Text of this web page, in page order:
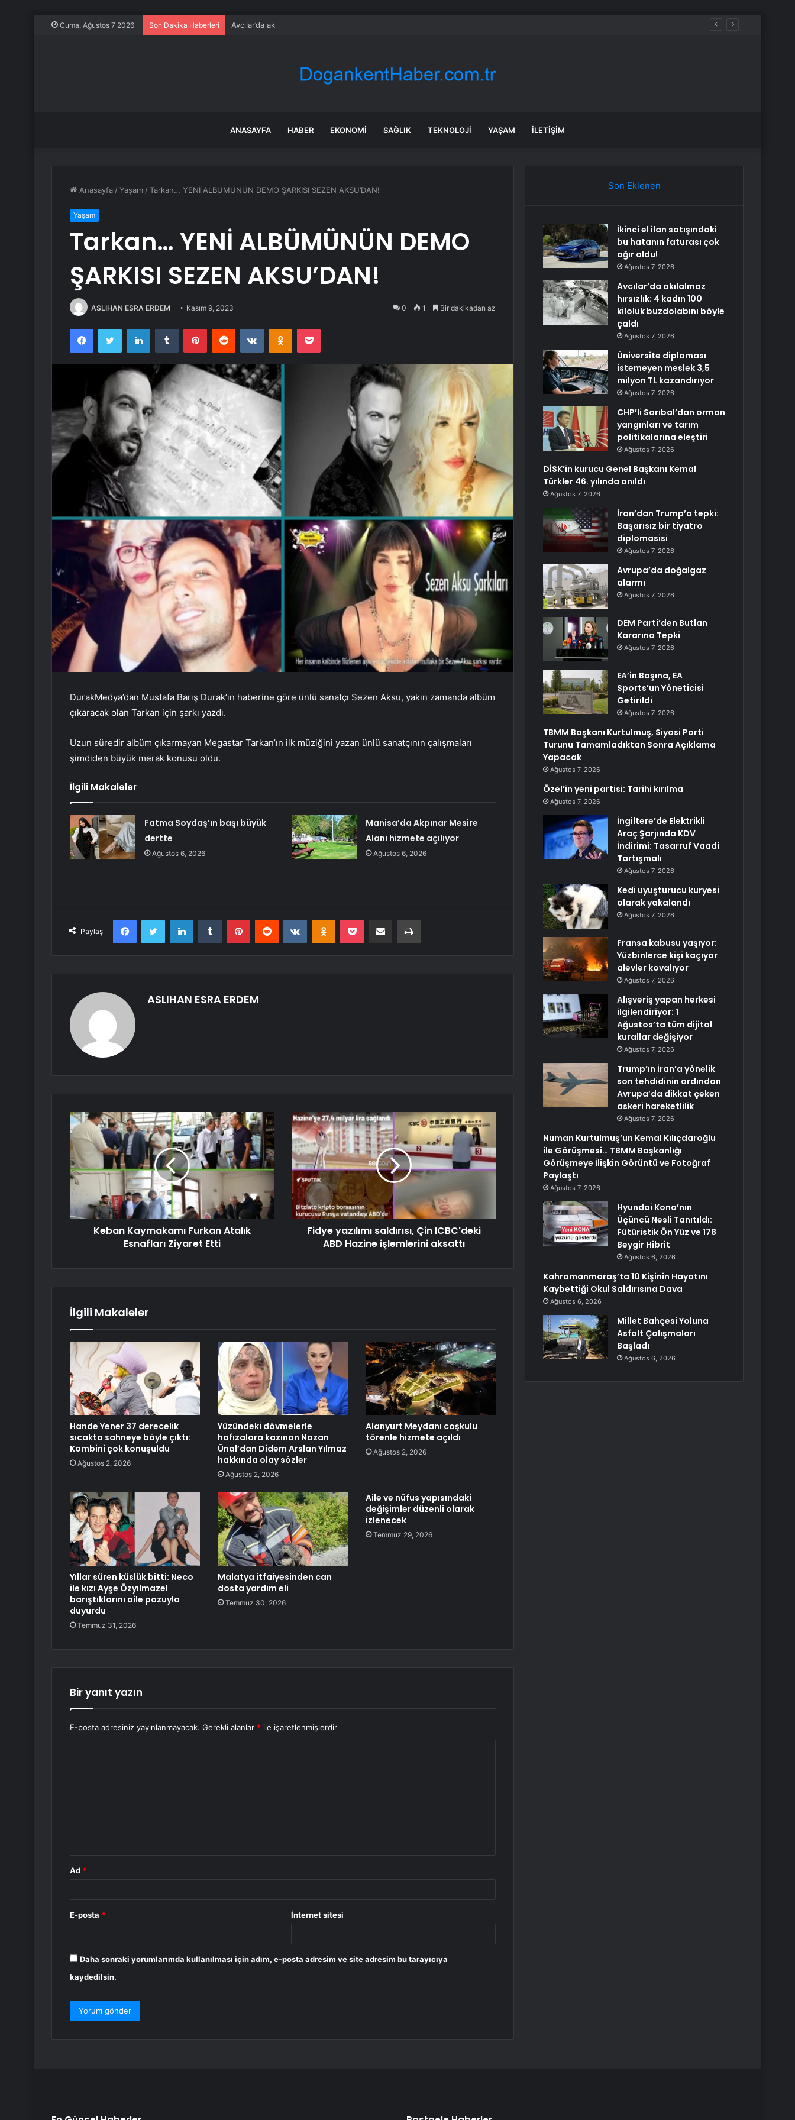
Cuma, Ağustos 7 2026 Son Dakika Haberleri Avcılar’da akılalmaz hırsızlık: 4 kadın 100 kiloluk buzdolabını böyle çaldı
ANASAYFA HABER EKONOMI SAĞLIK TEKNOLOJI YAŞAM İLETIŞIM
Anasayfa /Yaşam /Tarkan… YENİ ALBÜMÜNÜN DEMO ŞARKISI SEZEN AKSU’DAN!
Yaşam
Tarkan… YENİ ALBÜMÜNÜN DEMO
ŞARKISI SEZEN AKSU’DAN!
ASLIHAN ESRA ERDEM Kasım 9, 2023 0 1 Bir dakikadan az
FacebookTwitter LinkedInTumblr PinterestReddit VKontakteOdnoklassniki
Pocket
DurakMedya’dan Mustafa Barış Durak’ın haberine göre ünlü sanatçı Sezen Aksu, yakın zamanda albüm
çıkaracak olan Tarkan için şarkı yazdı.
Uzun süredir albüm çıkarmayan Megastar Tarkan’ın ilk müziğini yazan ünlü sanatçının çalışmaları
şimdiden büyük merak konusu oldu.
İlgili Makaleler
Fatma Soydaş’ın başı büyük
dertte
Ağustos 6, 2026
Manisa’da Akpınar Mesire
Alanı hizmete açılıyor
Ağustos 6, 2026
Paylaş
FacebookTwitter LinkedInTumblr PinterestReddit VKontakteOdnoklassniki
Pocket E-Posta ile paylaş Yazdır
ASLIHAN ESRA ERDEM
Keban Kaymakamı Furkan Atalık
Esnafları Ziyaret Etti
Fidye yazılımı saldırısı, Çin ICBC'deki
ABD Hazine işlemlerini aksattı
İlgili Makaleler
Hande Yener 37 derecelik
sıcakta sahneye böyle çıktı:
Kombini çok konuşuldu
Ağustos 2, 2026
Yüzündeki dövmelerle
hafızalara kazınan Nazan
Ünal’dan Didem Arslan Yılmaz
hakkında olay sözler
Ağustos 2, 2026
Alanyurt Meydanı coşkulu
törenle hizmete açıldı
Ağustos 2, 2026
Yıllar süren küslük bitti: Neco
ile kızı Ayşe Özyılmazel
barıştıklarını aile pozuyla
duyurdu
Temmuz 31, 2026
Malatya itfaiyesinden can
dosta yardım eli
Temmuz 30, 2026
Aile ve nüfus yapısındaki
değişimler düzenli olarak
izlenecek
Temmuz 29, 2026
Bir yanıt yazın
E-posta adresiniz yayınlanmayacak. Gerekli alanlar * ile işaretlenmişlerdir
Ad *
E-posta * İnternet sitesi
Daha sonraki yorumlarımda kullanılması için adım, e-posta adresim ve site adresim bu tarayıcıya
kaydedilsin.
Son Eklenen
İkinci el ilan satışındaki
bu hatanın faturası çok
ağır oldu!
Ağustos 7, 2026
Avcılar’da akılalmaz
hırsızlık: 4 kadın 100
kiloluk buzdolabını böyle
çaldı
Ağustos 7, 2026
Üniversite diploması
istemeyen meslek 3,5
milyon TL kazandırıyor
Ağustos 7, 2026
CHP’li Sarıbal’dan orman
yangınları ve tarım
politikalarına eleştiri
Ağustos 7, 2026
DİSK’in kurucu Genel Başkanı Kemal
Türkler 46. yılında anıldı
Ağustos 7, 2026
İran’dan Trump’a tepki:
Başarısız bir tiyatro
diplomasisi
Ağustos 7, 2026
Avrupa’da doğalgaz
alarmı
Ağustos 7, 2026
DEM Parti’den Butlan
Kararına Tepki
Ağustos 7, 2026
EA’in Başına, EA
Sports’un Yöneticisi
Getirildi
Ağustos 7, 2026
TBMM Başkanı Kurtulmuş, Siyasi Parti
Turunu Tamamladıktan Sonra Açıklama
Yapacak
Ağustos 7, 2026
Özel’in yeni partisi: Tarihi kırılma
Ağustos 7, 2026
İngiltere’de Elektrikli
Araç Şarjında KDV
İndirimi: Tasarruf Vaadi
Tartışmalı
Ağustos 7, 2026
Kedi uyuşturucu kuryesi
olarak yakalandı
Ağustos 7, 2026
Fransa kabusu yaşıyor:
Yüzbinlerce kişi kaçıyor
alevler kovalıyor
Ağustos 7, 2026
Alışveriş yapan herkesi
ilgilendiriyor: 1
Ağustos’ta tüm dijital
kurallar değişiyor
Ağustos 7, 2026
Trump’ın İran’a yönelik
son tehdidinin ardından
Avrupa’da dikkat çeken
askeri hareketlilik
Ağustos 7, 2026
Numan Kurtulmuş’un Kemal Kılıçdaroğlu
ile Görüşmesi… TBMM Başkanlığı
Görüşmeye İlişkin Görüntü ve Fotoğraf
Paylaştı
Ağustos 7, 2026
Hyundai Kona’nın
Üçüncü Nesli Tanıtıldı:
Fütüristik Ön Yüz ve 178
Beygir Hibrit
Ağustos 6, 2026
Kahramanmaraş’ta 10 Kişinin Hayatını
Kaybettiği Okul Saldırısına Dava
Ağustos 6, 2026
Millet Bahçesi Yoluna
Asfalt Çalışmaları
Başladı
Ağustos 6, 2026